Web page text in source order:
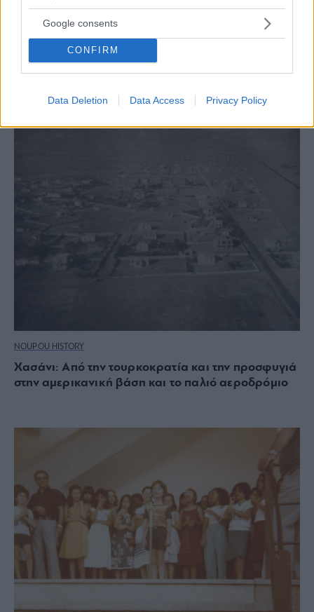
Google consents
CONFIRM
Data Deletion Data Access Privacy Policy
City Plaza: Από το όραμα για το μεγαλύτερο
εμπορικό κέντρο του ’80 στο σήμερα
NOUPOU HISTORY
Χασάνι: Από την τουρκοκρατία και την προσφυγιά
στην αμερικανική βάση και το παλιό αεροδρόμιο